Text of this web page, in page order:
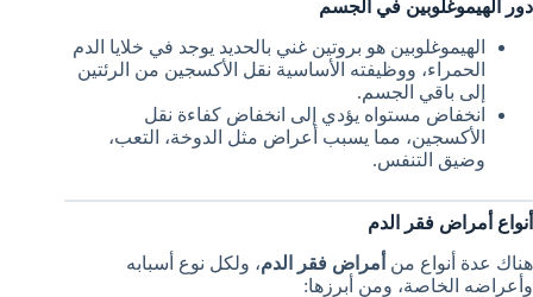
دور الهيموغلوبين في الجسم
الهيموغلوبين هو بروتين غني بالحديد يوجد في خلايا الدم
الحمراء، ووظيفته الأساسية نقل الأكسجين من الرئتين
إلى باقي الجسم.
انخفاض مستواه يؤدي إلى انخفاض كفاءة نقل
الأكسجين، مما يسبب أعراض مثل الدوخة، التعب،
وضيق التنفس.
أنواع أمراض فقر الدم
هناك عدة أنواع من أمراض فقر الدم، ولكل نوع أسبابه
وأعراضه الخاصة، ومن أبرزها: